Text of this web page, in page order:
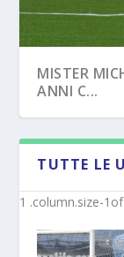
MISTER
ANNI C...
TUTTE LE